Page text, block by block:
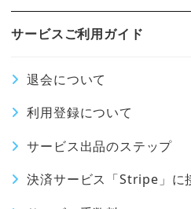
サービスご利用ガイド
退会について
利用登録について
サービス出品のステップ
決済サービス「Stripe」に